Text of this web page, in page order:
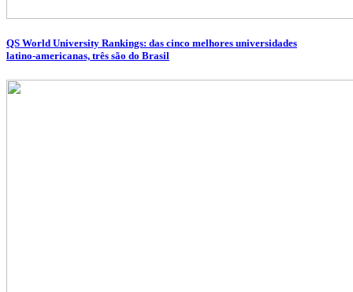
QS World University Rankings: das cinco melhores universidades
latino-americanas, três são do Brasil